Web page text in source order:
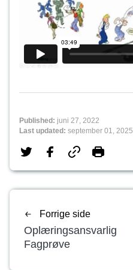
Published: juni 27, 2022
Last updated: september 01, 2025
Forrige side
Oplæringsansvarlig
Fagprøve